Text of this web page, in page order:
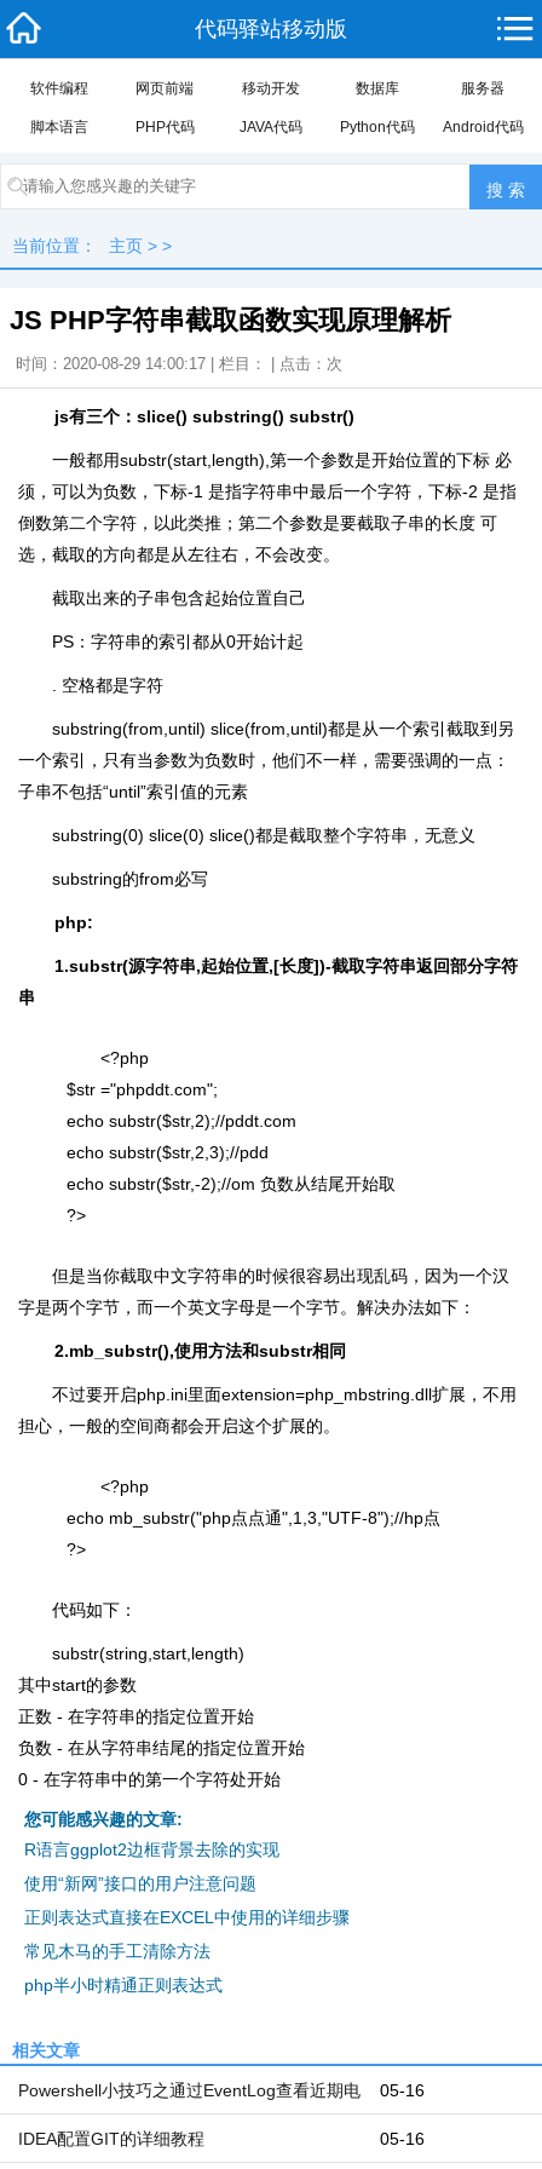
代码驿站移动版
软件编程 网页前端 移动开发 数据库 服务器
脚本语言 PHP代码 JAVA代码 Python代码 Android代码
当前位置： 主页 > >
JS PHP字符串截取函数实现原理解析
时间：2020-08-29 14:00:17 | 栏目： | 点击： 次
js有三个：slice() substring() substr()
一般都用substr(start,length),第一个参数是开始位置的下标 必
须，可以为负数，下标-1 是指字符串中最后一个字符，下标-2 是指
倒数第二个字符，以此类推；第二个参数是要截取子串的长度 可
选，截取的方向都是从左往右，不会改变。
截取出来的子串包含起始位置自己
PS：字符串的索引都从0开始计起
. 空格都是字符
substring(from,until) slice(from,until)都是从一个索引截取到另
一个索引，只有当参数为负数时，他们不一样，需要强调的一点：
子串不包括“until”索引值的元素
substring(0) slice(0) slice()都是截取整个字符串，无意义
substring的from必写
php:
1.substr(源字符串,起始位置,[长度])-截取字符串返回部分字符
串
<?php
$str ="phpddt.com";
echo substr($str,2);//pddt.com
echo substr($str,2,3);//pdd
echo substr($str,-2);//om 负数从结尾开始取
?>
但是当你截取中文字符串的时候很容易出现乱码，因为一个汉
字是两个字节，而一个英文字母是一个字节。解决办法如下：
2.mb_substr(),使用方法和substr相同
不过要开启php.ini里面extension=php_mbstring.dll扩展，不用
担心，一般的空间商都会开启这个扩展的。
<?php
echo mb_substr("php点点通",1,3,"UTF-8");//hp点
?>
代码如下：
substr(string,start,length)
其中start的参数
正数 - 在字符串的指定位置开始
负数 - 在从字符串结尾的指定位置开始
0 - 在字符串中的第一个字符处开始
您可能感兴趣的文章:
R语言ggplot2边框背景去除的实现
使用“新网”接口的用户注意问题
正则表达式直接在EXCEL中使用的详细步骤
常见木马的手工清除方法
php半小时精通正则表达式
相关文章
05-16
Powershell小技巧之通过EventLog查看近期电
脑开机和关机时间 05-16
IDEA配置GIT的详细教程